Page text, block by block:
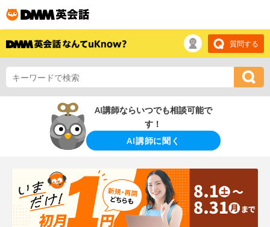
質問する
AI講師ならいつでも相談可能で
す！
AI講師に聞く